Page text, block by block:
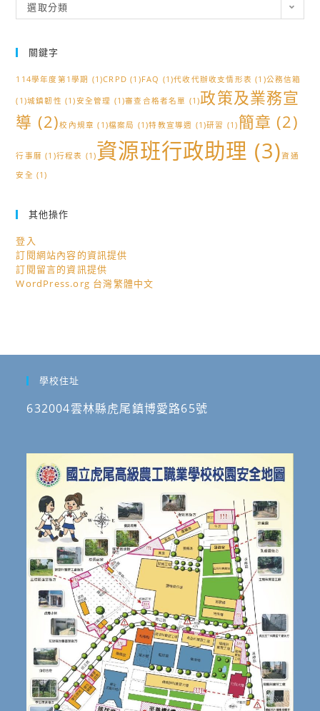
類
選取分類
關鍵字
114學年度第1學期 (1)CRPD (1)FAQ (1)代收代辦收支情形表 (1)公務信箱
(1)城鎮韌性 (1)安全管理 (1)審查合格者名單 (1)政策及業務宣
導 (2)校內規章 (1)檔案局 (1)特教宣導週 (1)研習 (1) 簡章 (2)
行事曆 (1)行程表 (1)資源班行政助理 (3)資通
安全 (1)
其他操作
登入
訂閱網站內容的資訊提供
訂閱留言的資訊提供
WordPress.org 台灣繁體中文
學校住址
632004雲林縣虎尾鎮博愛路65號